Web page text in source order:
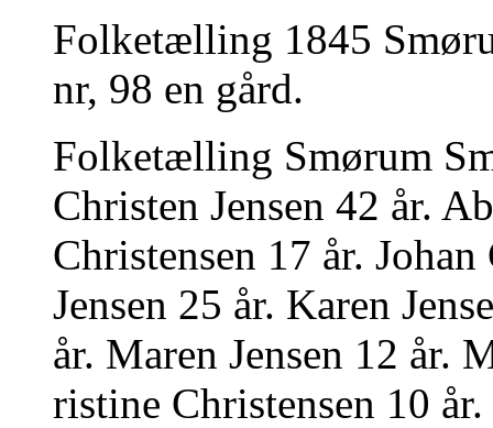
Folketælling 1845
nr, 98 en gård.
Folketælling Smørum
Christen Jensen 42 år.
Christensen 17 år.
Jensen 25 år. Karen
år. Maren Jensen 12 år.
ristine Christensen 10 år.